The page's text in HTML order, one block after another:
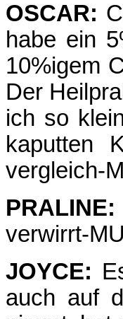
OSCAR:
habe ein
10%igem
Der
ich so
kaputten
vergleich-
PRALINE:
verwirrt-
JOYCE:
auch auf